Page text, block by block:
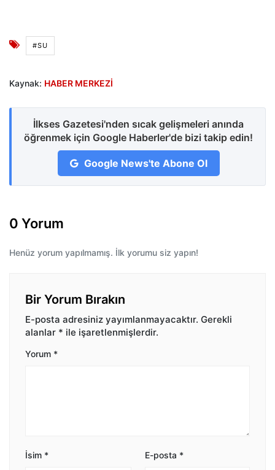
#SU
Kaynak: HABER MERKEZİ
İlkses Gazetesi'nden sıcak gelişmeleri anında
öğrenmek için Google Haberler'de bizi takip edin!
Google News'te Abone Ol
0 Yorum
Henüz yorum yapılmamış. İlk yorumu siz yapın!
Bir Yorum Bırakın
E-posta adresiniz yayımlanmayacaktır. Gerekli
alanlar * ile işaretlenmişlerdir.
Yorum *
İsim * E-posta *